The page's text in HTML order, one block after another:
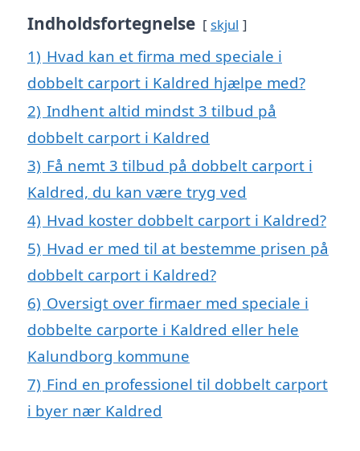
Indholdsfortegnelse skjul
1) Hvad kan et firma med speciale i
dobbelt carport i Kaldred hjælpe med?
2) Indhent altid mindst 3 tilbud på
dobbelt carport i Kaldred
3) Få nemt 3 tilbud på dobbelt carport i
Kaldred, du kan være tryg ved
4) Hvad koster dobbelt carport i Kaldred?
5) Hvad er med til at bestemme prisen på
dobbelt carport i Kaldred?
6) Oversigt over firmaer med speciale i
dobbelte carporte i Kaldred eller hele
Kalundborg kommune
7) Find en professionel til dobbelt carport
i byer nær Kaldred